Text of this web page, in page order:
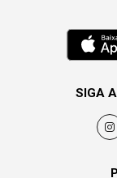
SIGA